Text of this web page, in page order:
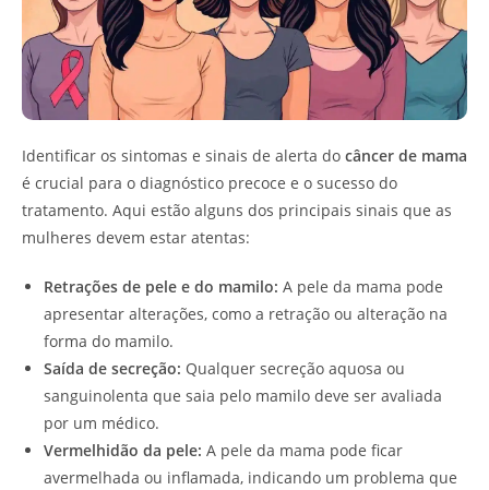
Identificar os sintomas e sinais de alerta do câncer de mama
é crucial para o diagnóstico precoce e o sucesso do
tratamento. Aqui estão alguns dos principais sinais que as
mulheres devem estar atentas:
Retrações de pele e do mamilo: A pele da mama pode
apresentar alterações, como a retração ou alteração na
forma do mamilo.
Saída de secreção: Qualquer secreção aquosa ou
sanguinolenta que saia pelo mamilo deve ser avaliada
por um médico.
Vermelhidão da pele: A pele da mama pode ficar
avermelhada ou inflamada, indicando um problema que